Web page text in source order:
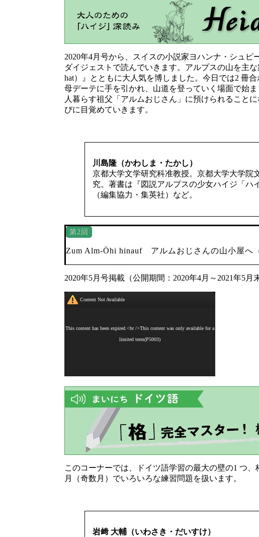
2020年4月号から、スイスの小説家ヨハンナ・シュピ
ダイジェストで読んでいきます。アルプスの山を主
hat）』とともに大人気を博しました。今日では2 冊
母デーテに手を引かれ、山道を登っていく場面で始
人暮らす祖父「アルムおじさん」に預けられること
びに目覚めていきます。
川島隆（かわしま・たかし）
京都大学文学研究科准教授。京都大学大学院
究。著書は『図説アルプスの少女ハイジ「ハ
（編集協力・集英社）など。
第2回
Zum Alm-Öhi hinauf アルムおじさんの山小屋へ
2020年5月号掲載（公開期間：2020年4月～2021年5月
このコーナーでは、ドイツ語学習の最大の壁の1 つ
月（奇数月）でいろいろな練習問題を扱います。
岩﨑 大輔（いわさき・だいすけ）